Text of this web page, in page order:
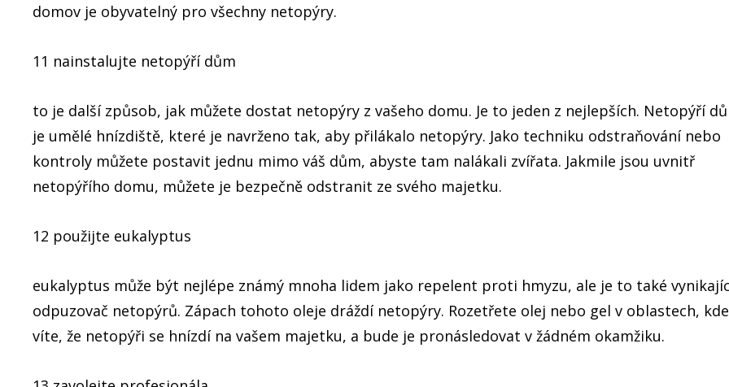
domov je obyvatelný pro všechny netopýry.
11 nainstalujte netopýří dům
to je další způsob, jak můžete dostat netopýry z vašeho domu. Je to jeden z nejlepších. Netopýří
je umělé hnízdiště, které je navrženo tak, aby přilákalo netopýry. Jako techniku odstraňování nebo
kontroly můžete postavit jednu mimo váš dům, abyste tam nalákali zvířata. Jakmile jsou uvnitř
netopýřího domu, můžete je bezpečně odstranit ze svého majetku.
12 použijte eukalyptus
eukalyptus může být nejlépe známý mnoha lidem jako repelent proti hmyzu, ale je to také
odpuzovač netopýrů. Zápach tohoto oleje dráždí netopýry. Rozetřete olej nebo gel v oblastech, kde
víte, že netopýři se hnízdí na vašem majetku, a bude je pronásledovat v žádném okamžiku.